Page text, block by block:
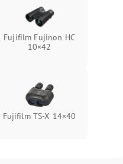
Fujifilm Fujinon HC
10×42
Fujifilm TS‑X 14×40